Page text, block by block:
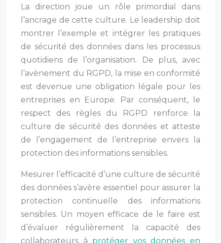
La direction joue un rôle primordial dans
l’ancrage de cette culture. Le leadership doit
montrer l’exemple et intégrer les pratiques
de sécurité des données dans les processus
quotidiens de l’organisation. De plus, avec
l’avènement du RGPD, la mise en conformité
est devenue une obligation légale pour les
entreprises en Europe. Par conséquent, le
respect des règles du RGPD renforce la
culture de sécurité des données et atteste
de l’engagement de l’entreprise envers la
protection des informations sensibles.
Mesurer l’efficacité d’une culture de sécurité
des données s’avère essentiel pour assurer la
protection continuelle des informations
sensibles. Un moyen efficace de le faire est
d’évaluer régulièrement la capacité des
collaborateurs à protéger vos données en